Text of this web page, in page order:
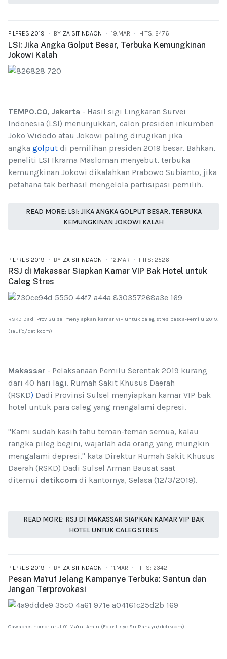
PILPRES 2019 BY ZA SITINDAON 19.MAR HITS: 2476
LSI: Jika Angka Golput Besar, Terbuka Kemungkinan
Jokowi Kalah
TEMPO.CO, Jakarta - Hasil sigi Lingkaran Survei
Indonesia (LSI) menunjukkan, calon presiden inkumben
Joko Widodo atau Jokowi paling dirugikan jika
angka golput di pemilihan presiden 2019 besar. Bahkan,
peneliti LSI Ikrama Masloman menyebut, terbuka
kemungkinan Jokowi dikalahkan Prabowo Subianto, jika
petahana tak berhasil mengelola partisipasi pemilih.
READ MORE: LSI: JIKA ANGKA GOLPUT BESAR, TERBUKA
KEMUNGKINAN JOKOWI KALAH
PILPRES 2019 BY ZA SITINDAON 12.MAR HITS: 2526
RSJ di Makassar Siapkan Kamar VIP Bak Hotel untuk
Caleg Stres
RSKD Dadi Prov Sulsel menyiapkan kamar VIP untuk caleg stres pasca-Pemilu 2019.
(Taufiq/detikcom)
Makassar - Pelaksanaan Pemilu Serentak 2019 kurang
dari 40 hari lagi. Rumah Sakit Khusus Daerah
(RSKD) Dadi Provinsi Sulsel menyiapkan kamar VIP bak
hotel untuk para caleg yang mengalami depresi.
"Kami sudah kasih tahu teman-teman semua, kalau
rangka pileg begini, wajarlah ada orang yang mungkin
mengalami depresi," kata Direktur Rumah Sakit Khusus
Daerah (RSKD) Dadi Sulsel Arman Bausat saat
ditemui detikcom di kantornya, Selasa (12/3/2019).
READ MORE: RSJ DI MAKASSAR SIAPKAN KAMAR VIP BAK
HOTEL UNTUK CALEG STRES
PILPRES 2019 BY ZA SITINDAON 11.MAR HITS: 2342
Pesan Ma'ruf Jelang Kampanye Terbuka: Santun dan
Jangan Terprovokasi
Cawapres nomor urut 01 Ma'ruf Amin (Foto: Lisye Sri Rahayu/detikcom)